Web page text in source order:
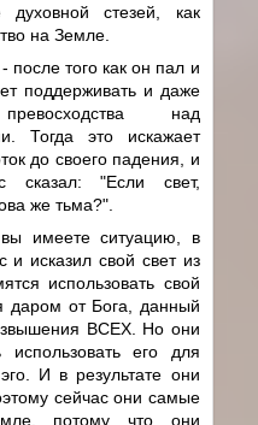
стезей, как
на Земле.
после того как он пал и
поддерживать и даже
над
Тогда это искажает
до своего падения, и
сказал: "Если свет,
же тьма?".
имеете ситуацию, в
и исказил свой свет из
использовать свой
даром от Бога, данный
ВСЕХ. Но они
использовать его для
И в результате они
сейчас они самые
потому что они